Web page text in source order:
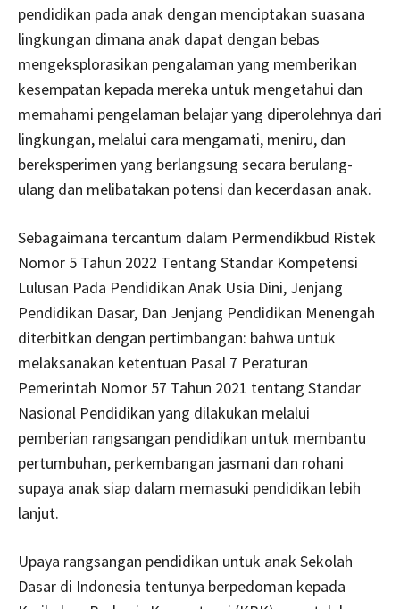
pendidikan pada anak dengan menciptakan suasana
lingkungan dimana anak dapat dengan bebas
mengeksplorasikan pengalaman yang memberikan
kesempatan kepada mereka untuk mengetahui dan
memahami pengelaman belajar yang diperolehnya dari
lingkungan, melalui cara mengamati, meniru, dan
bereksperimen yang berlangsung secara berulang-
ulang dan melibatakan potensi dan kecerdasan anak.
Sebagaimana tercantum dalam Permendikbud Ristek
Nomor 5 Tahun 2022 Tentang Standar Kompetensi
Lulusan Pada Pendidikan Anak Usia Dini, Jenjang
Pendidikan Dasar, Dan Jenjang Pendidikan Menengah
diterbitkan dengan pertimbangan: bahwa untuk
melaksanakan ketentuan Pasal 7 Peraturan
Pemerintah Nomor 57 Tahun 2021 tentang Standar
Nasional Pendidikan yang dilakukan melalui
pemberian rangsangan pendidikan untuk membantu
pertumbuhan, perkembangan jasmani dan rohani
supaya anak siap dalam memasuki pendidikan lebih
lanjut.
Upaya rangsangan pendidikan untuk anak Sekolah
Dasar di Indonesia tentunya berpedoman kepada